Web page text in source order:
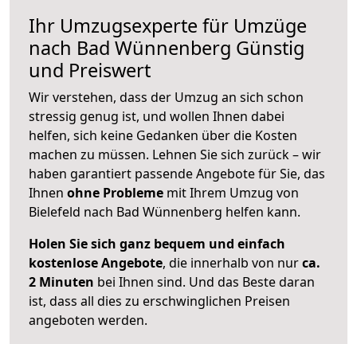
Ihr Umzugsexperte für Umzüge
nach Bad Wünnenberg Günstig
und Preiswert
Wir verstehen, dass der Umzug an sich schon
stressig genug ist, und wollen Ihnen dabei
helfen, sich keine Gedanken über die Kosten
machen zu müssen. Lehnen Sie sich zurück – wir
haben garantiert passende Angebote für Sie, das
Ihnen ohne Probleme mit Ihrem Umzug von
Bielefeld nach Bad Wünnenberg helfen kann.
Holen Sie sich ganz bequem und einfach
kostenlose Angebote, die innerhalb von nurca.
2 Minuten bei Ihnen sind. Und das Beste daran
ist, dass all dies zu erschwinglichen Preisen
angeboten werden.